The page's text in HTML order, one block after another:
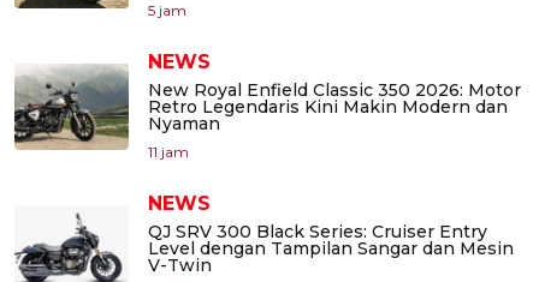
5 jam
NEWS
New Royal Enfield Classic 350 2026: Motor
Retro Legendaris Kini Makin Modern dan
Nyaman
11 jam
NEWS
QJ SRV 300 Black Series: Cruiser Entry
Level dengan Tampilan Sangar dan Mesin
V-Twin